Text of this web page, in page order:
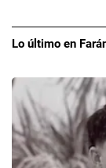
Lo último en